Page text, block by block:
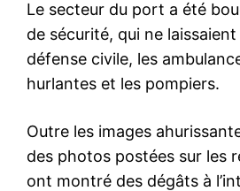
Le secteur du port a été
de sécurité, qui ne
défense civile, les
hurlantes et les pompiers.
Outre les images
des photos postées sur les
ont montré des dégâts à